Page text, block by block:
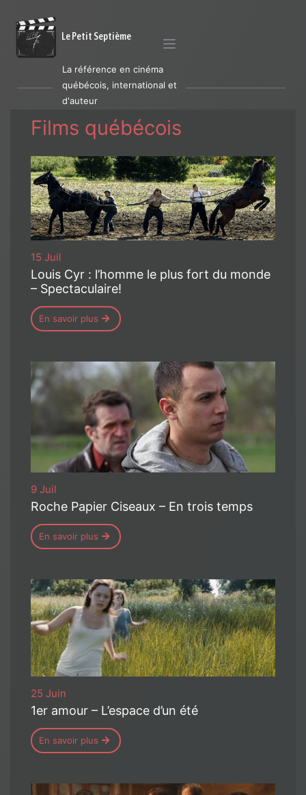
Le Petit Septième
La référence en cinéma
québécois, international et
d'auteur
Films québécois
15 Juil
Louis Cyr : l’homme le plus fort du monde
– Spectaculaire!
En savoir plus
9 Juil
Roche Papier Ciseaux – En trois temps
En savoir plus
25 Juin
1er amour – L’espace d’un été
En savoir plus